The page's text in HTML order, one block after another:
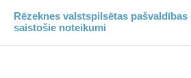
Rēzeknes valstspilsētas pašvaldības
saistošie noteikumi